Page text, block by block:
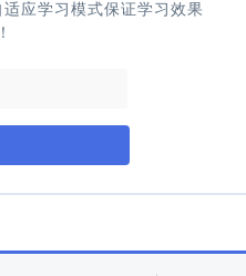
应学习模式保证学习效果